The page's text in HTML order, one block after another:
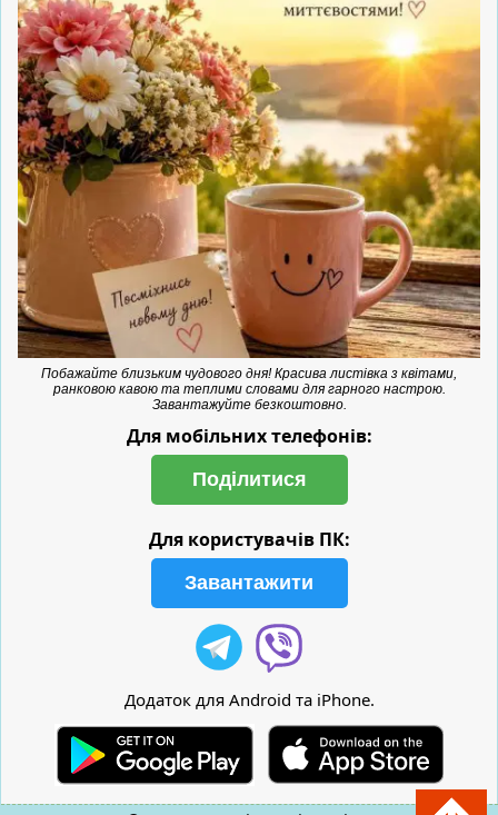
Побажайте близьким чудового дня! Красива листівка з квітами,
ранковою кавою та теплими словами для гарного настрою.
Завантажуйте безкоштовно.
Для мобільних телефонів:
Поділитися
Для користувачів ПК:
Завантажити
Додаток для Android та iPhone.